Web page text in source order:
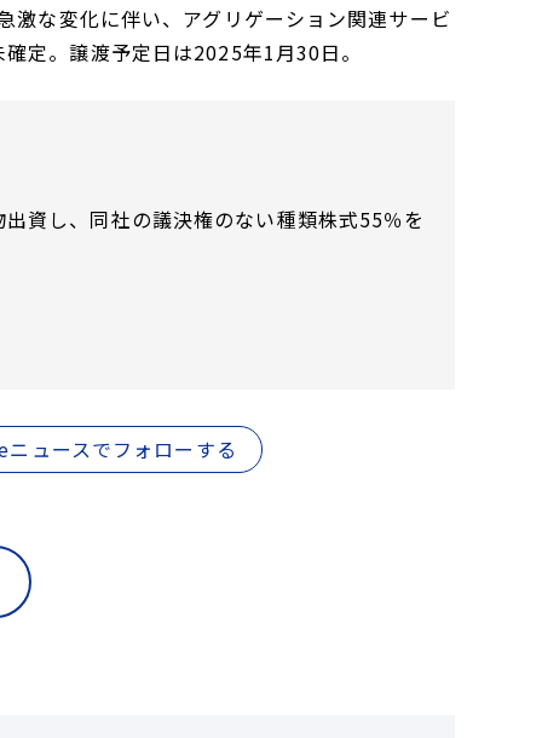
な変化に伴い、アグリゲーション関連サービ
定。譲渡予定日は2025年1月30日。
資し、同社の議決権のない種類株式55％を
ュースでフォローする